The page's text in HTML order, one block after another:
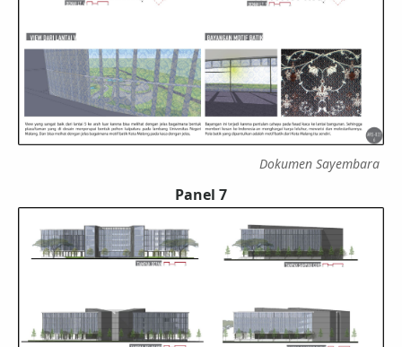
Dokumen Sayembara
Panel 7